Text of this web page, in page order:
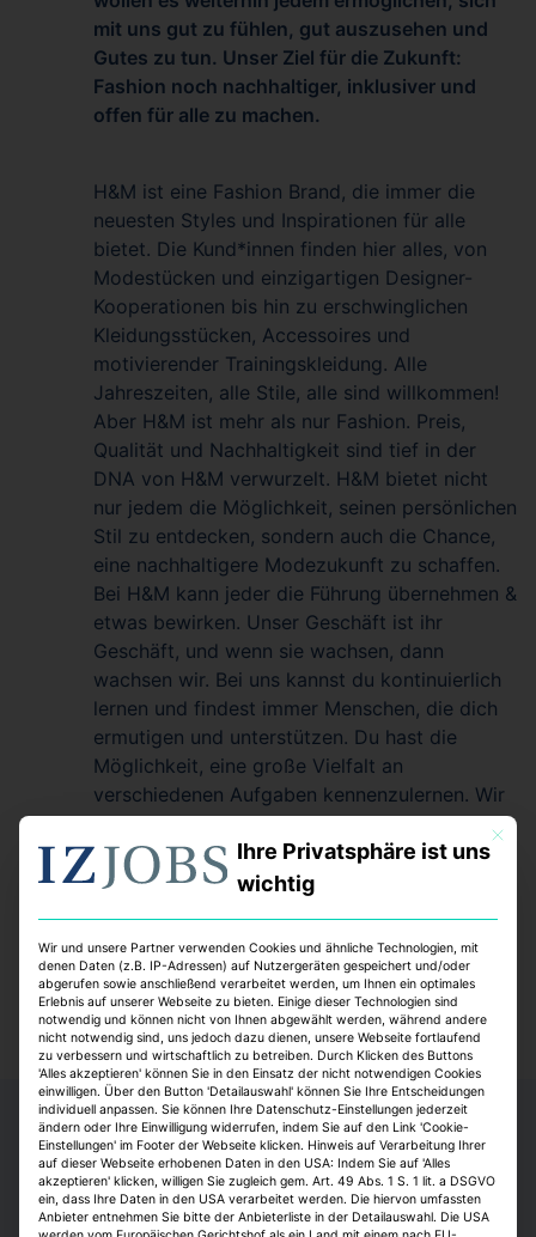
mit uns gut zu fühlen, gut auszusehen und
Gutes zu tun. Unser Ziel für die Zukunft:
Fashion noch nachhaltiger, inklusiver und
offen für alle zu machen.
H&M ist eine Fashion Brand, die immer die
neuesten Styles und Inspirationen für alle
bietet. Die Kund*innen finden hier alles, von
Modestücken und einzigartigen Designer-
Kooperationen bis hin zu erschwinglichen
Kleidungsstücken, Accessoires und
motivierender Trainingskleidung. Alle
Jahreszeiten, alle Stile, alle sind willkommen!
Aber H&M ist mehr als nur Fashion. Preis,
Qualität und Nachhaltigkeit sind tief in der
DNA von H&M verwurzelt. H&M bietet nicht
nur jedem die Möglichkeit, seinen persönlichen
Stil zu entdecken, sondern auch die Chance,
eine nachhaltigere Modezukunft zu schaffen.
Bei H&M kann jeder die Führung übernehmen &
etwas bewirken. Unser Geschäft ist ihr
Geschäft, und wenn sie wachsen, dann
wachsen wir. Bei uns kannst du kontinuierlich
lernen und findest immer Menschen, die dich
ermutigen und unterstützen. Du hast die
Möglichkeit, eine große Vielfalt an
verschiedenen Aufgaben kennenzulernen. Wir
von H&M laden dich dazu ein, bei uns “du
selbst” zu sein, zu wachsen & etwas zu
bewegen. Hilf uns, die Zukunft einer ganzen
dass jeder und jede auf der Welt gut aussieht,
sich gut fühlt und Gutes tun kann.
Mit
Ihre Privatsphäre ist uns
wichtig
Wir und unsere Partner verwenden Cookies und ähnliche Technologien, mit
denen Daten (z.B. IP-Adressen) auf Nutzergeräten gespeichert und/oder
abgerufen sowie anschließend verarbeitet werden, um Ihnen ein optimales
Erlebnis auf unserer Webseite zu bieten. Einige dieser Technologien sind
notwendig und können nicht von Ihnen abgewählt werden, während andere
nicht notwendig sind, uns jedoch dazu dienen, unsere Webseite fortlaufend
zu verbessern und wirtschaftlich zu betreiben. Durch Klicken des Buttons
'Alles akzeptieren' können Sie in den Einsatz der nicht notwendigen Cookies
einwilligen. Über den Button 'Detailauswahl' können Sie Ihre Entscheidungen
individuell anpassen. Sie können Ihre Datenschutz-Einstellungen jederzeit
ändern oder Ihre Einwilligung widerrufen, indem Sie auf den Link 'Cookie-
Einstellungen' im Footer der Webseite klicken. Hinweis auf Verarbeitung Ihrer
auf dieser Webseite erhobenen Daten in den USA: Indem Sie auf 'Alles
akzeptieren' klicken, willigen Sie zugleich gem. Art. 49 Abs. 1 S. 1 lit. a DSGVO
ein, dass Ihre Daten in den USA verarbeitet werden. Die hiervon umfassten
Anbieter entnehmen Sie bitte der Anbieterliste in der Detailauswahl. Die USA